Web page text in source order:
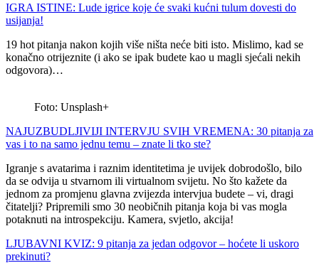
IGRA ISTINE: Lude igrice koje će svaki kućni tulum dovesti do
usijanja!
19 hot pitanja nakon kojih više ništa neće biti isto. Mislimo, kad se
konačno otrijeznite (i ako se ipak budete kao u magli sjećali nekih
odgovora)…
Foto: Unsplash+
NAJUZBUDLJIVIJI INTERVJU SVIH VREMENA: 30 pitanja za
vas i to na samo jednu temu – znate li tko ste?
Igranje s avatarima i raznim identitetima je uvijek dobrodošlo, bilo
da se odvija u stvarnom ili virtualnom svijetu. No što kažete da
jednom za promjenu glavna zvijezda intervjua budete – vi, dragi
čitatelji? Pripremili smo 30 neobičnih pitanja koja bi vas mogla
potaknuti na introspekciju. Kamera, svjetlo, akcija!
LJUBAVNI KVIZ: 9 pitanja za jedan odgovor – hoćete li uskoro
prekinuti?